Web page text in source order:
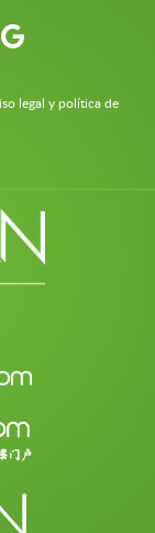
legal y política de